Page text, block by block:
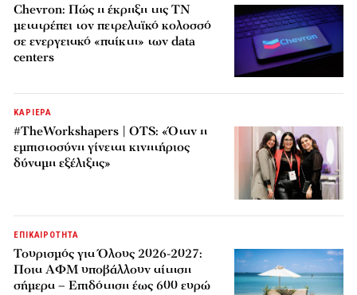
Chevron: Πώς η έκρηξη της ΤΝ
μετατρέπει τον πετρελαϊκό κολοσσό
σε ενεργειακό «παίκτη» των data
centers
ΚΑΡΙΕΡΑ
#TheWorkshapers | OTS: «Όταν η
εμπιστοσύνη γίνεται κινητήριος
δύναμη εξέλιξης»
ΕΠΙΚΑΙΡΟΤΗΤΑ
Τουρισμός για Όλους 2026-2027:
Ποια ΑΦΜ υποβάλλουν αίτηση
σήμερα – Επιδότηση έως 600 ευρώ